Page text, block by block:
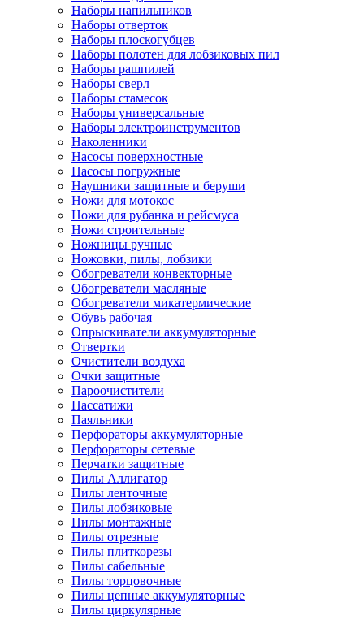
Наборы напильников
Наборы отверток
Наборы плоскогубцев
Наборы полотен для лобзиковых пил
Наборы рашпилей
Наборы сверл
Наборы стамесок
Наборы универсальные
Наборы электроинструментов
Наколенники
Насосы поверхностные
Насосы погружные
Наушники защитные и беруши
Ножи для мотокос
Ножи для рубанка и рейсмуса
Ножи строительные
Ножницы ручные
Ножовки, пилы, лобзики
Обогреватели конвекторные
Обогреватели масляные
Обогреватели микатермические
Обувь рабочая
Опрыскиватели аккумуляторные
Отвертки
Очистители воздуха
Очки защитные
Пароочистители
Пассатижи
Паяльники
Перфораторы аккумуляторные
Перфораторы сетевые
Перчатки защитные
Пилы Аллигатор
Пилы ленточные
Пилы лобзиковые
Пилы монтажные
Пилы отрезные
Пилы плиткорезы
Пилы сабельные
Пилы торцовочные
Пилы цепные аккумуляторные
Пилы циркулярные